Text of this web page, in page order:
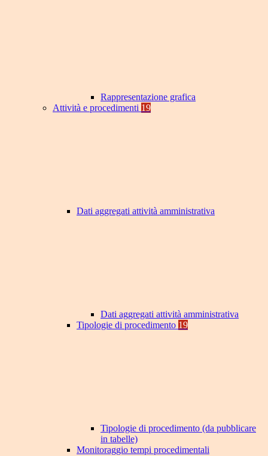
Rappresentazione grafica
Attività e procedimenti 19
Dati aggregati attività amministrativa
Dati aggregati attività amministrativa
Tipologie di procedimento 19
Tipologie di procedimento (da pubblicare
in tabelle)
Monitoraggio tempi procedimentali